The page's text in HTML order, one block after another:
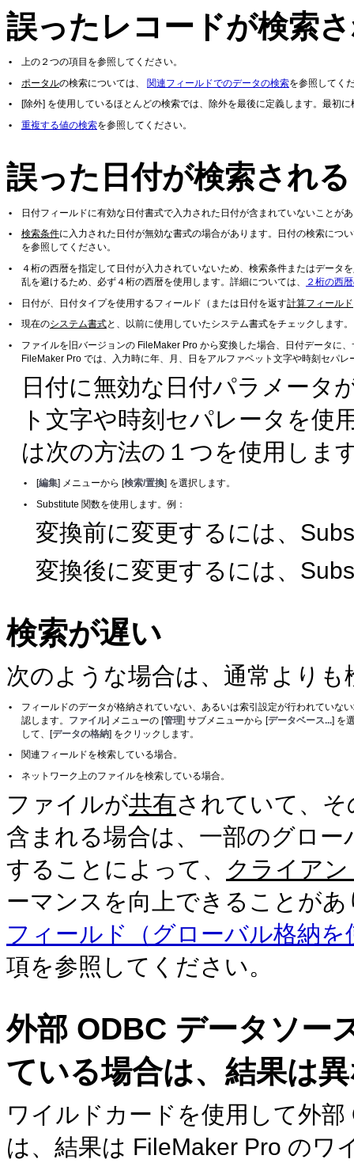
誤ったレコードが検索
•
上の２つの項目を参照してください。
•
ポータルの検索については、 関連フィールドでのデータの検索を参照してく
•
[除外] を使用しているほとんどの検索では、除外を最後に定義します。最初に
•
重複する値の検索を参照してください。
誤った日付が検索される
•
日付フィールドに有効な日付書式で入力された日付が含まれていないことが
•
検索条件に入力された日付が無効な書式の場合があります。日付の検索につ
を参照してください。
•
４桁の西暦を指定して日付が入力されていないため、検索条件またはデータ
乱を避けるため、必ず４桁の西暦を使用します。詳細については、
２桁の西
•
日付が、日付タイプを使用するフィールド（または日付を返す計算フィールド
•
現在のシステム書式と、以前に使用していたシステム書式をチェックします。
•
ファイルを旧バージョンの FileMaker Pro から変換した場合、日付データに
FileMaker Pro では、入力時に年、月、日をアルファベット文字や時刻セパ
日付に無効な日付パラメータ
ト文字や時刻セパレータを使
は次の方法の１つを使用しま
• [編集] メニューから [検索/置換] を選択します。
•
Substitute 関数を使用します。例：
変換前に変更するには、
変換後に変更するには、
検索が遅い
次のような場合は、通常より
•
フィールドのデータが格納されていない、あるいは索引設定が行われていな
認します。 ファイル] メニューの [管理] サブメニューから [データベース...] を
して、[データの格納] をクリックします。
•
関連フィールドを検索している場合。
•
ネットワーク上のファイルを検索している場合。
ファイルが共有されていて、
含まれる場合は、一部のグロ
することによって、 クライア
ーマンスを向上できることが
フィールド（グローバル格納
項を参照してください。
外部 ODBC データソー
ている場合は、結果は
ワイルドカードを使用して外
は、結果は FileMaker Pro のワ